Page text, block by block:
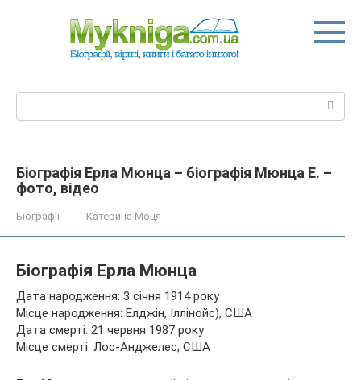
Біографія Ерла Мюнца – біографія Мюнца Е. –
фото, відео
Біографії Катерина Моця
Біографія Ерла Мюнца
Дата народження: 3 січня 1914 року
Місце народження: Елджін, Іллінойс), США
Дата смерті: 21 червня 1987 року
Місце смерті: Лос-Анджелес, США